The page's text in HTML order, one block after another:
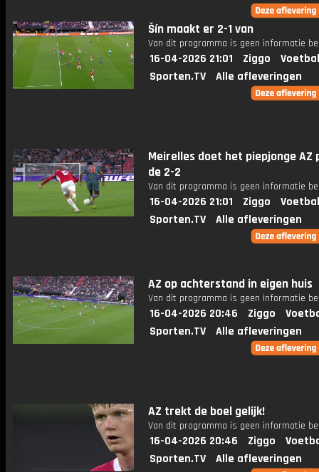
Šín maakt er 2-1 van
Van dit programma is geen informatie
16-04-2026 21:01 Ziggo
Sporten.TV
Alle afleveringen
Meirelles doet het piepjonge AZ
de 2-2
Van dit programma is geen informatie
16-04-2026 21:01 Ziggo
Sporten.TV
Alle afleveringen
AZ op achterstand in eigen huis
Van dit programma is geen informatie
16-04-2026 20:46 Ziggo
Sporten.TV
Alle afleveringen
AZ trekt de boel gelijk!
Van dit programma is geen informatie
16-04-2026 20:46 Ziggo
Sporten.TV
Alle afleveringen